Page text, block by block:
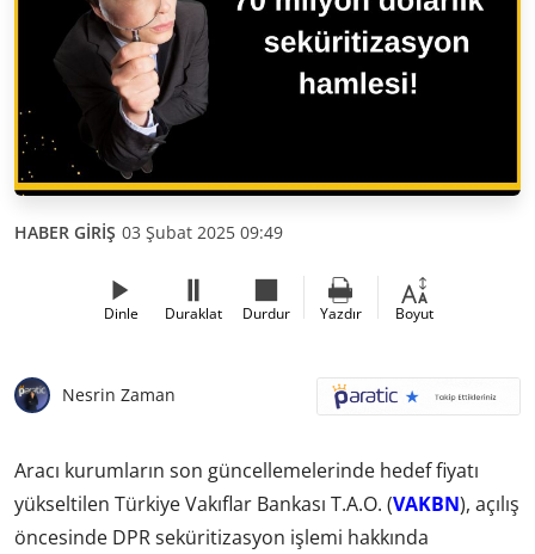
HABER GİRİŞ 03 Şubat 2025 09:49
Dinle Duraklat Durdur Yazdır Boyut
Nesrin Zaman
Aracı kurumların son güncellemelerinde hedef fiyatı
yükseltilen Türkiye Vakıflar Bankası T.A.O. (VAKBN), açılış
öncesinde DPR seküritizasyon işlemi hakkında